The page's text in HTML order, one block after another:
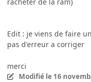
Edit : je viens de faire
pas d'erreur a corriger
merci
Modifié le 16